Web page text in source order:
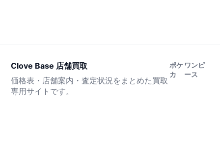
Clove Base 店舗買取
価格表・店舗案内・査定状況をまとめた買取
専用サイトです。
ポケ
カ
ワンピ
ース